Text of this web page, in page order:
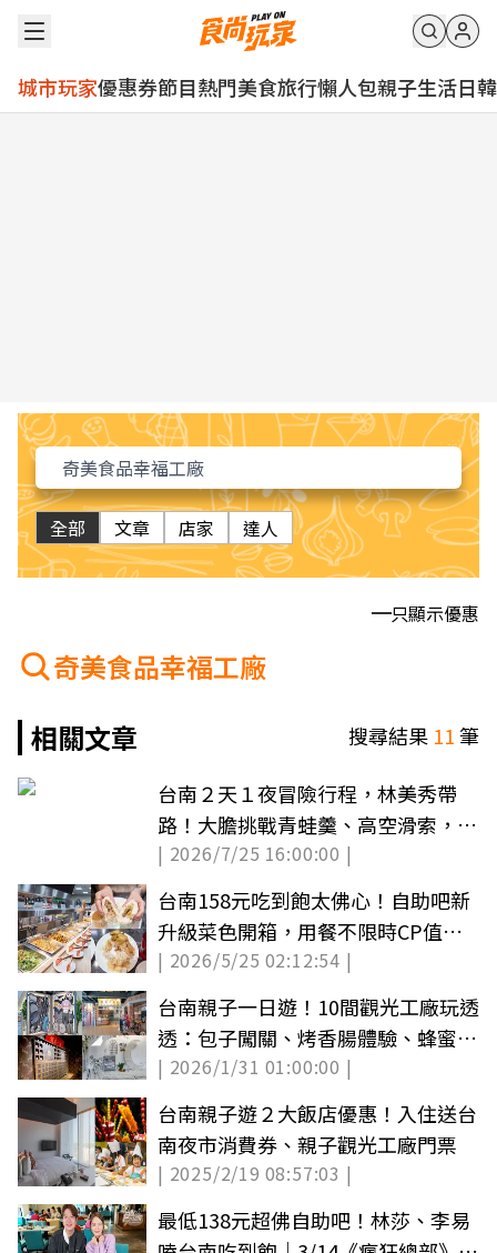
城市玩家優惠券節目熱門美食旅行懶人包親子生活日韓
全部 文章 店家 達人
只顯示優惠
奇美食品幸福工廠
相關文章
搜尋結果 11筆
台南２天１夜冒險行程，林美秀帶
路！大膽挑戰青蛙羹、高空滑索，現
採愛文芒果
| 2026/7/25 16:00:00 |
台南158元吃到飽太佛心！自助吧新
升級菜色開箱，用餐不限時CP值超
高
| 2026/5/25 02:12:54 |
台南親子一日遊！10間觀光工廠玩透
透：包子闖關、烤香腸體驗、蜂蜜採
收（中獎公布）
| 2026/1/31 01:00:00 |
台南親子遊２大飯店優惠！入住送台
南夜市消費券、親子觀光工廠門票
| 2025/2/19 08:57:03 |
最低138元超佛自助吧！林莎、李易